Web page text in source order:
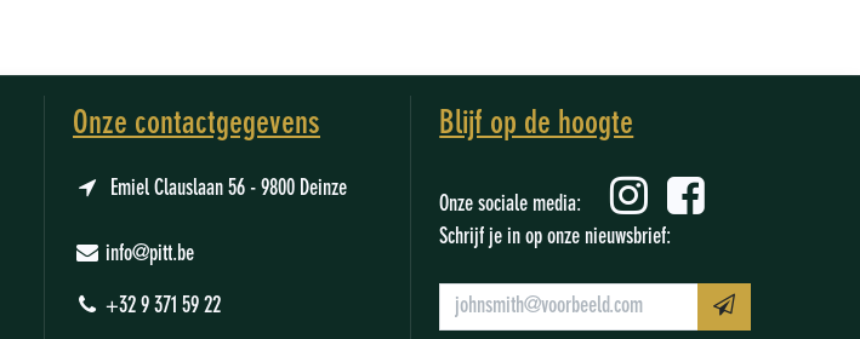
Onze contactgegevens
Emiel Clauslaan 56 - 9800 Deinze
info@pitt.be
+32 9 371 59 22
Blijf op de hoogte
Onze sociale media:
Schrijf je in op onze nieuwsbrief: